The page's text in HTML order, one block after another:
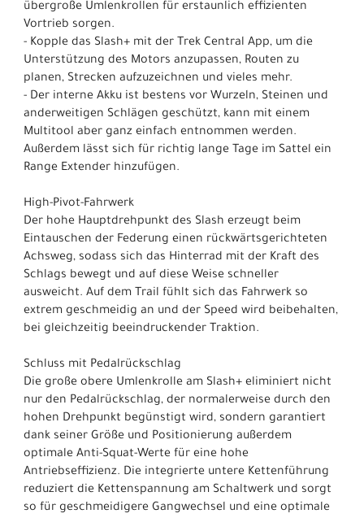
übergroße Umlenkrollen für erstaunlich effizienten
Vortrieb sorgen.
- Kopple das Slash+ mit der Trek Central App, um die
Unterstützung des Motors anzupassen, Routen zu
planen, Strecken aufzuzeichnen und vieles mehr.
- Der interne Akku ist bestens vor Wurzeln, Steinen und
anderweitigen Schlägen geschützt, kann mit einem
Multitool aber ganz einfach entnommen werden.
Außerdem lässt sich für richtig lange Tage im Sattel ein
Range Extender hinzufügen.
High-Pivot-Fahrwerk
Der hohe Hauptdrehpunkt des Slash erzeugt beim
Eintauschen der Federung einen rückwärtsgerichteten
Achsweg, sodass sich das Hinterrad mit der Kraft des
Schlags bewegt und auf diese Weise schneller
ausweicht. Auf dem Trail fühlt sich das Fahrwerk so
extrem geschmeidig an und der Speed wird beibehalten,
bei gleichzeitig beeindruckender Traktion.
Schluss mit Pedalrückschlag
Die große obere Umlenkrolle am Slash+ eliminiert nicht
nur den Pedalrückschlag, der normalerweise durch den
hohen Drehpunkt begünstigt wird, sondern garantiert
dank seiner Größe und Positionierung außerdem
optimale Anti-Squat-Werte für eine hohe
Antriebseffizienz. Die integrierte untere Kettenführung
reduziert die Kettenspannung am Schaltwerk und sorgt
so für geschmeidigere Gangwechsel und eine optimale